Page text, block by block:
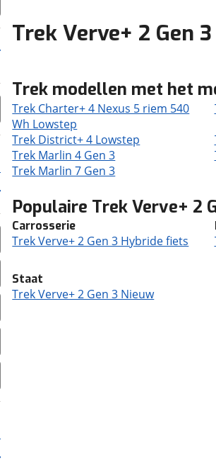
Trek Verve+ 2 Gen 3
Trek modellen met het
Trek Charter+ 4 Nexus 5 riem 540
Wh Lowstep
Trek District+ 4 Lowstep
Trek Marlin 4 Gen 3
Trek Marlin 7 Gen 3
Populaire Trek Verve+ 2
Carrosserie
Trek Verve+ 2 Gen 3 Hybride fiets
Staat
Trek Verve+ 2 Gen 3 Nieuw